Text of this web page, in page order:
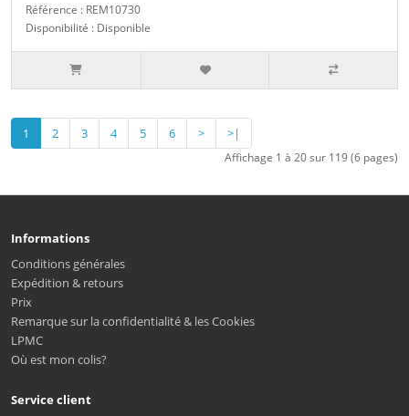
Référence : REM10730
Disponibilité : Disponible
1 2 3 4 5 6 > >|
Affichage 1 à 20 sur 119 (6 pages)
Informations
Conditions générales
Expédition & retours
Prix
Remarque sur la confidentialité & les Cookies
LPMC
Où est mon colis?
Service client